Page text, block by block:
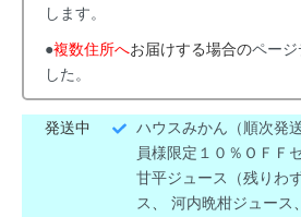
します。
●複数住所へお届けする場合のページ
した。
発送中 ハウスみかん（順次発送
員様限定１０％ＯＦＦ
甘平ジュース（残りわず
ス
、河内晩柑ジュース